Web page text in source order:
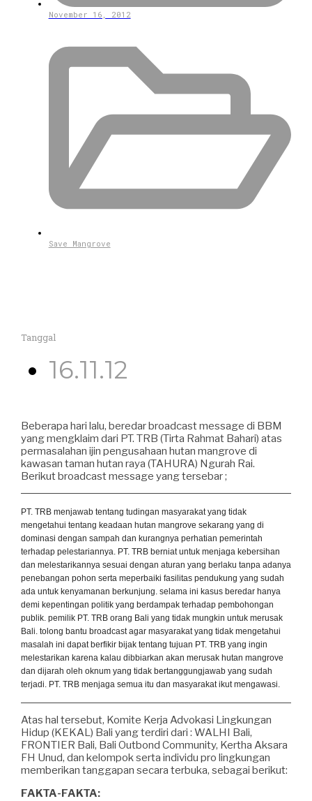
November 16, 2012
Save Mangrove
Tanggal
16.11.12
Beberapa hari lalu, beredar broadcast message di BBM
yang mengklaim dari PT. TRB (Tirta Rahmat Bahari) atas
permasalahan ijin pengusahaan hutan mangrove di
kawasan taman hutan raya (TAHURA) Ngurah Rai.
Berikut broadcast message yang tersebar ;
PT. TRB menjawab tentang tudingan masyarakat yang tidak
mengetahui tentang keadaan hutan mangrove sekarang yang di
dominasi dengan sampah dan kurangnya perhatian pemerintah
terhadap pelestariannya. PT. TRB berniat untuk menjaga kebersihan
dan melestarikannya sesuai dengan aturan yang berlaku tanpa adanya
penebangan pohon serta meperbaiki fasilitas pendukung yang sudah
ada untuk kenyamanan berkunjung. selama ini kasus beredar hanya
demi kepentingan politik yang berdampak terhadap pembohongan
publik. pemilik PT. TRB orang Bali yang tidak mungkin untuk merusak
Bali. tolong bantu broadcast agar masyarakat yang tidak mengetahui
masalah ini dapat berfikir bijak tentang tujuan PT. TRB yang ingin
melestarikan karena kalau dibbiarkan akan merusak hutan mangrove
dan dijarah oleh oknum yang tidak bertanggungjawab yang sudah
terjadi. PT. TRB menjaga semua itu dan masyarakat ikut mengawasi.
Atas hal tersebut, Komite Kerja Advokasi Lingkungan
Hidup (KEKAL) Bali yang terdiri dari : WALHI Bali,
FRONTIER Bali, Bali Outbond Community, Kertha Aksara
FH Unud, dan kelompok serta individu pro lingkungan
memberikan tanggapan secara terbuka, sebagai berikut:
FAKTA-FAKTA: